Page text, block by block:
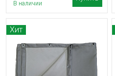
В наличии
Хит